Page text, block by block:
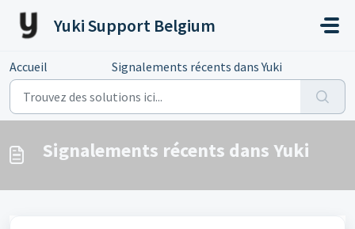
Yuki Support Belgium
Accueil Signalements récents dans Yuki
Signalements récents dans Yuki